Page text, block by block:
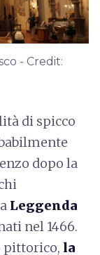
- Credit:
di spicco
dopo la
Leggenda
nel 1466.
pittorico, la